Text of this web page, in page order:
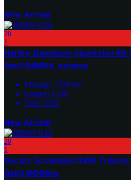
New Arrival
20
1
Harley Davidson Sportster48
น้อย7,000Mi. แต่งครบ
Mileage: 7500 km
Engine: 1200
Year: 2021
New Arrival
20
1
Ducati Scrambler1100
น้อย3,000Km.